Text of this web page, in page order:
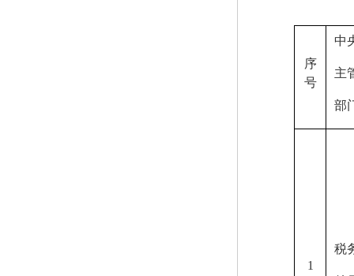
序
号
中
主
部
1
税